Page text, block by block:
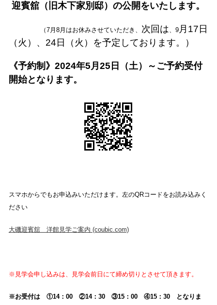
TOPICS
SITEMAP
迎賓舘（旧木下家別邸）の公開をいたします。
（7月8月はお休みさせていただき、 次回は、9月17日
（火）、24日（火）を予定しております。）
《予約制》2024年5月25日（土）～ご予約受付
開始となります。
スマホからでもお申込みいただけます。左のQRコードをお読み込みく
ださい
大磯迎賓舘 洋館見学ご案内 (coubic.com)
※見学会申し込みは、見学会前日にて締め切りとさせて頂きます。
※お受付は ①14：00 ②14：30 ③15：00 ④15：30 となりま